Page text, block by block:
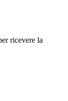
ricevere la